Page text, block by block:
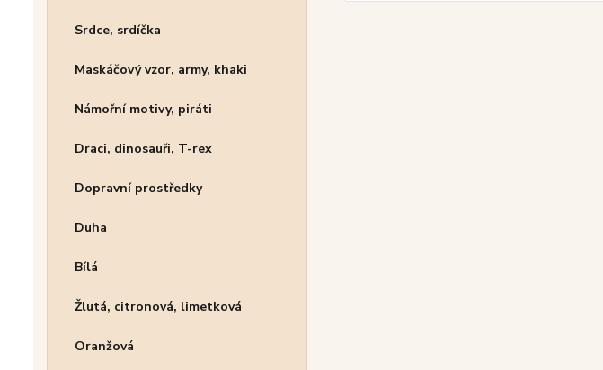
Srdce, srdíčka
Maskáčový vzor, army, khaki
Námořní motivy, piráti
Draci, dinosauři, T-rex
Dopravní prostředky
Duha
Bílá
Žlutá, citronová, limetková
Oranžová